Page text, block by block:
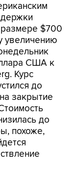
$700
увеличению
США к
Курс
до
закрытие
до
похоже,